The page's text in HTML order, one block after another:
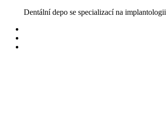
content
Dentální depo se specializací na